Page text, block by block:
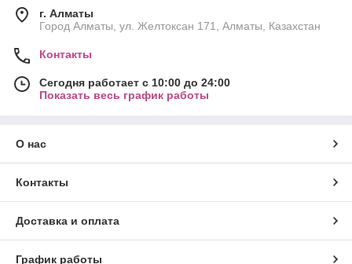
г. Алматы
Город Алматы, ул. Желтоксан 171, Алматы, Казахстан
Контакты
Сегодня работает с 10:00 до 24:00
Показать весь график работы
О нас
Контакты
Доставка и оплата
График работы